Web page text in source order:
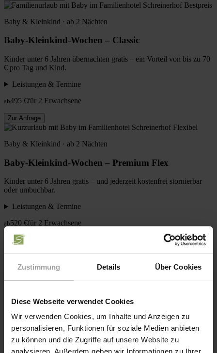
Zustimmung Details Über Cookies
Diese Webseite verwendet Cookies
Wir verwenden Cookies, um Inhalte und Anzeigen zu
personalisieren, Funktionen für soziale Medien anbieten
zu können und die Zugriffe auf unsere Website zu
analysieren. Außerdem geben wir Informationen zu Ihrer
Bestpreis
Baby & Kleinkind · ab 2 Nächten
Baby-Kleinkind-Wochen – Classic
Kinder unter 6 Jahren übernachten gratis – ein Vorteil von bis zu 70
€ pro Tag und Kind.
Leistungen & Termine
ab495 €für 2 Erwachsene
Zur Anfrage
Flexibel
Baby & Kleinkind · ab 2 Nächten
Baby-Kleinkind-Wochen – Premium Flex
Kinder unter 6 Jahren gratis – und jederzeit kostenfrei stornierbar
oder umbuchbar.
Leistungen & Termine
ab520 €für 2 Erwachsene
Zur Anfrage
Herbst · ab 2 Nächten
Bauernhoferlebnis im goldenen Herbst – inklusive Früh-Anreise
und Spät-Abreise im Wert von 150 €.
Leistungen & Termine